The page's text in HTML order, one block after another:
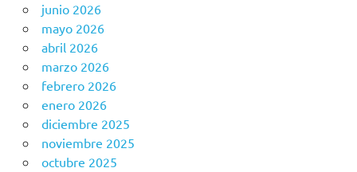
junio 2026
mayo 2026
abril 2026
marzo 2026
febrero 2026
enero 2026
diciembre 2025
noviembre 2025
octubre 2025